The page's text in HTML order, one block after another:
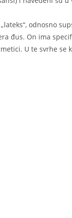
odnosno
đus. On ima
U te svrhe se